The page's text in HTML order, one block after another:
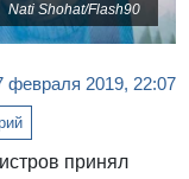
Nati Shohat/Flash90
февраля 2019, 22:07
принял